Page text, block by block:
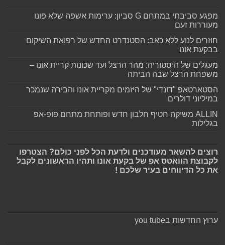
מפגע סביבתי במתחם G סביון: ערימות אשפה שלא פונו
מעוררות זעם
חוזרים לנוע ללא כאב: הסטנדרט החדש של רפואת השיקום
בבקעת אונו
מעגלים של היסטוריה: מהר הרצל ועד שכונות קריית אונו –
משפחת הרצל שבה הביתה
הסטארטאפ "דונדי" של היזמים מקריית אונו והבירה שנמכר
במיליוני דולרים
ALLIN משיקה חטיף חלבון חדש ופותחת מתחם פופ-אפ
בגלילות
רוצים להשאר מעודכנים ולדעת הכל לפני כולם? הצטרפו
לקבוצת הוואטס אפ של בקעת אונו ותהיו הראשונים לקבל
את כל הדיווחים בעיר שלכם !
ערוץ החדשות בyou tube